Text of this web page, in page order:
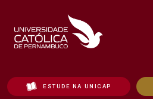
ESTUDE NA UNICAP